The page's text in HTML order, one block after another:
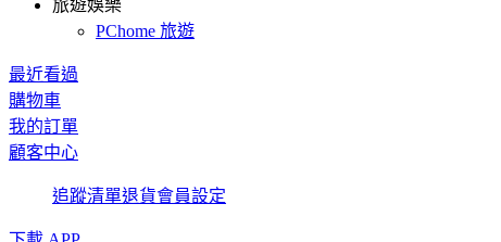
旅遊娛樂
PChome 旅遊
最近看過
購物車
我的訂單
顧客中心
追蹤清單退貨會員設定